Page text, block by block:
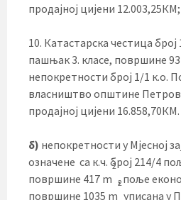
продајној цијени 12.003,25КМ;
10. Катастарска честица
пашњак 3. класе, површине
непокретности број 1/1 к.о.
власништво општине
продајној цијени 16.858,70КМ.
б) непокретности у Мјесној
означене са к.ч. број 214/4
површине 417 m
2
, поље
површине 1035 m
2
уписана у